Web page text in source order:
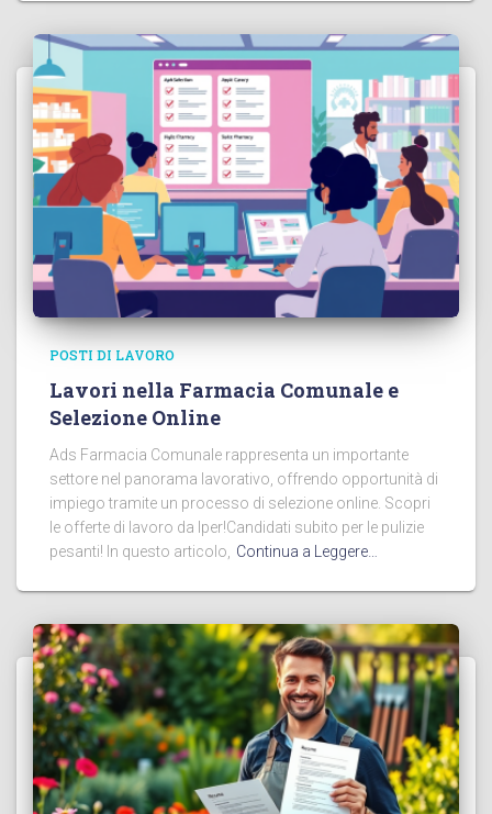
POSTI DI LAVORO
Lavori nella Farmacia Comunale e
Selezione Online
Ads Farmacia Comunale rappresenta un importante
settore nel panorama lavorativo, offrendo opportunità di
impiego tramite un processo di selezione online. Scopri
le offerte di lavoro da Iper!Candidati subito per le pulizie
pesanti! In questo articolo, Continua a Leggere…